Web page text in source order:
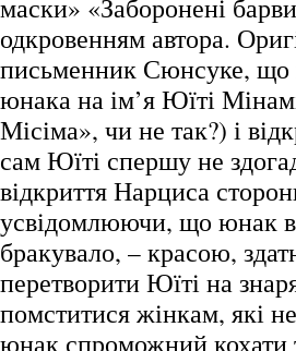
маски» «Заборонені
одкровенням автора.
письменник Сюнсуке, що
юнака на ім’я Юїті
Місіма», чи не так?) і
сам Юїті спершу не
відкриття Нарциса
усвідомлюючи, що юнак
бракувало, – красою,
перетворити Юїті на
помститися жінкам, які
юнак спроможний кохати